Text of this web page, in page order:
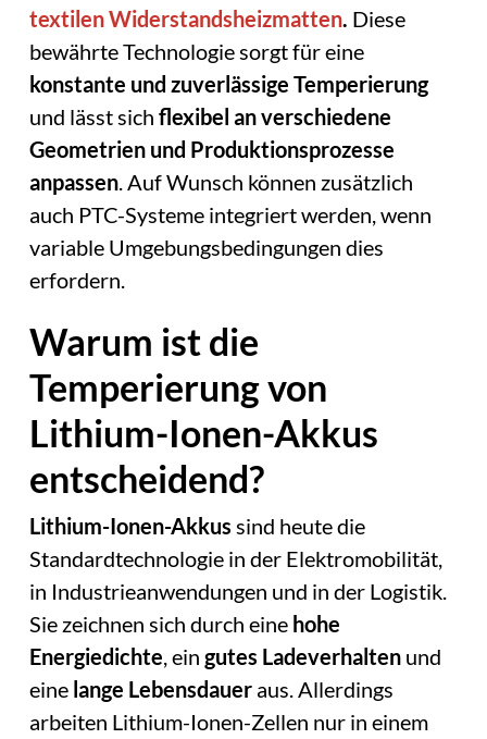
textilen Widerstandsheizmatten. Diese
bewährte Technologie sorgt für eine
konstante und zuverlässige Temperierung
und lässt sich flexibel an verschiedene
Geometrien und Produktionsprozesse
anpassen. Auf Wunsch können zusätzlich
auch PTC-Systeme integriert werden, wenn
variable Umgebungsbedingungen dies
erfordern.
Warum ist die
Temperierung von
Lithium-Ionen-Akkus
entscheidend?
Lithium-Ionen-Akkus sind heute die
Standardtechnologie in der Elektromobilität,
in Industrieanwendungen und in der Logistik.
Sie zeichnen sich durch eine hohe
Energiedichte , ein gutes Ladeverhaltenund
eine lange Lebensdaueraus. Allerdings
arbeiten Lithium-Ionen-Zellen nur in einem